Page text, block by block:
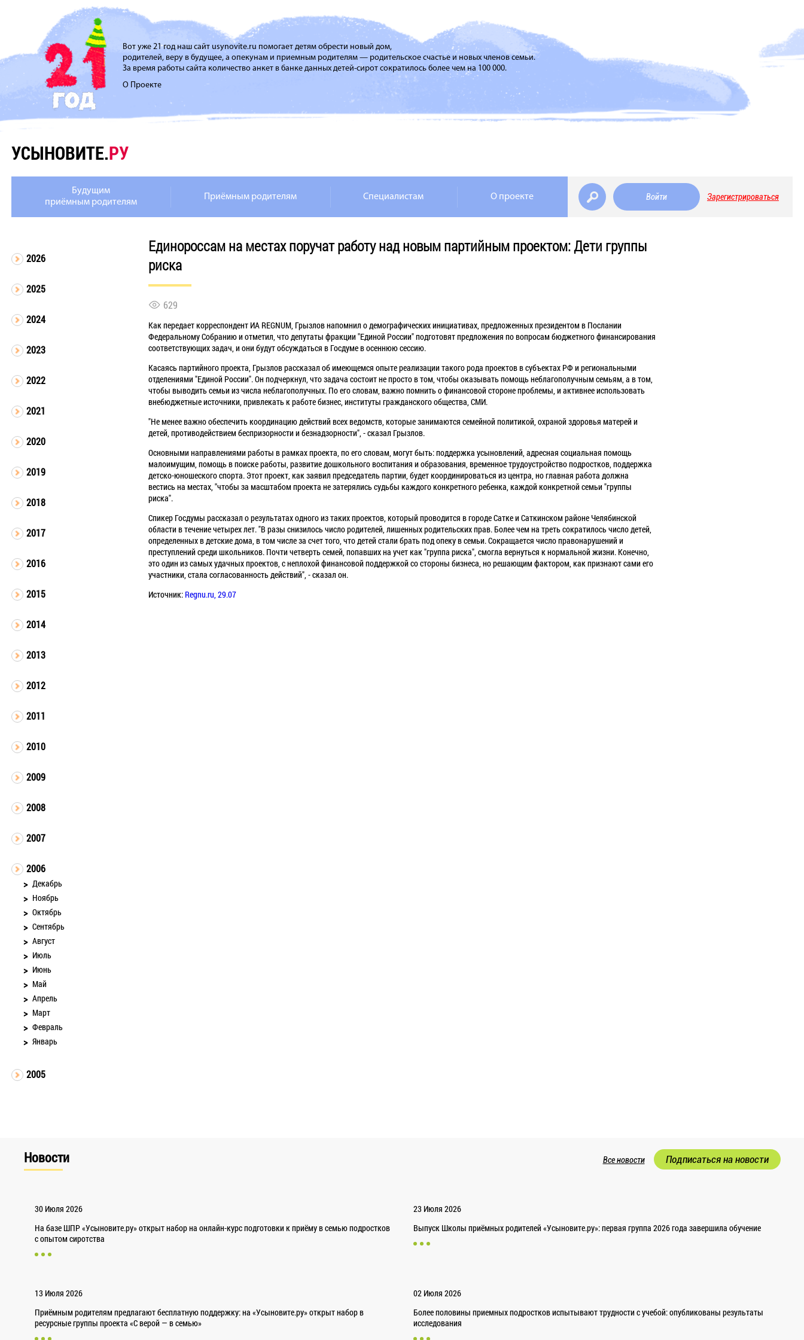
Вот уже 21 год наш сайт usynovite.ru помогает детям обрести новый дом,
родителей, веру в будущее, а опекунам и приемным родителям — родительское счастье и новых членов семьи.
За время работы сайта количество анкет в банке данных детей-сирот сократилось более чем на 100 000.
О Проекте
УСЫНОВИТЕ.РУ
Будущим
приёмным родителям
Приёмным родителям Специалистам О проекте Войти Зарегистрироваться
2026
2025
2024
2023
2022
2021
2020
2019
2018
2017
2016
2015
2014
2013
2012
2011
2010
2009
2008
2007
2006
Декабрь
Ноябрь
Октябрь
Сентябрь
Август
Июль
Июнь
Май
Апрель
Март
Февраль
Январь
2005
Единороссам на местах поручат работу над новым партийным проектом: Дети группы
риска
629
Как передает корреспондент ИА REGNUM, Грызлов напомнил о демографических инициативах, предложенных президентом в Послании
Федеральному Собранию и отметил, что депутаты фракции "Единой России" подготовят предложения по вопросам бюджетного финансирования
соответствующих задач, и они будут обсуждаться в Госдуме в осеннюю сессию.
Касаясь партийного проекта, Грызлов рассказал об имеющемся опыте реализации такого рода проектов в субъектах РФ и региональными
отделениями "Единой России". Он подчеркнул, что задача состоит не просто в том, чтобы оказывать помощь неблагополучным семьям, а в том,
чтобы выводить семьи из числа неблагополучных. По его словам, важно помнить о финансовой стороне проблемы, и активнее использовать
внебюджетные источники, привлекать к работе бизнес, институты гражданского общества, СМИ.
"Не менее важно обеспечить координацию действий всех ведомств, которые занимаются семейной политикой, охраной здоровья матерей и
детей, противодействием беспризорности и безнадзорности", - сказал Грызлов.
Основными направлениями работы в рамках проекта, по его словам, могут быть: поддержка усыновлений, адресная социальная помощь
малоимущим, помощь в поиске работы, развитие дошкольного воспитания и образования, временное трудоустройство подростков, поддержка
детско-юношеского спорта. Этот проект, как заявил председатель партии, будет координироваться из центра, но главная работа должна
вестись на местах, "чтобы за масштабом проекта не затерялись судьбы каждого конкретного ребенка, каждой конкретной семьи "группы
риска".
Спикер Госдумы рассказал о результатах одного из таких проектов, который проводится в городе Сатке и Саткинском районе Челябинской
области в течение четырех лет. "В разы снизилось число родителей, лишенных родительских прав. Более чем на треть сократилось число детей,
определенных в детские дома, в том числе за счет того, что детей стали брать под опеку в семьи. Сокращается число правонарушений и
преступлений среди школьников. Почти четверть семей, попавших на учет как "группа риска", смогла вернуться к нормальной жизни. Конечно,
это один из самых удачных проектов, с неплохой финансовой поддержкой со стороны бизнеса, но решающим фактором, как признают сами его
участники, стала согласованность действий", - сказал он.
Источник: Regnu.ru, 29.07
Новости Все новости Подписаться на новости
30 Июля 2026
На базе ШПР «Усыновите.ру» открыт набор на онлайн-курс подготовки к приёму в семью подростков
с опытом сиротства
23 Июля 2026
Выпуск Школы приёмных родителей «Усыновите.ру»: первая группа 2026 года завершила обучение
13 Июля 2026
Приёмным родителям предлагают бесплатную поддержку: на «Усыновите.ру» открыт набор в
ресурсные группы проекта «С верой — в семью»
02 Июля 2026
Более половины приемных подростков испытывают трудности с учебой: опубликованы результаты
исследования